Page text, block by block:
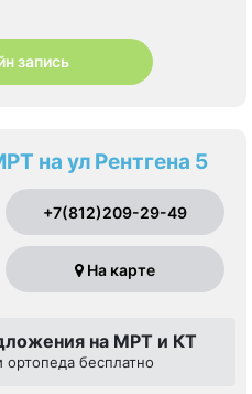
запись
на ул Рентгена 5
+7(812)209-29-49
На карте
на МРТ и КТ
бесплатно